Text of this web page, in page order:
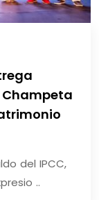
Champeta
del IPCC,
..